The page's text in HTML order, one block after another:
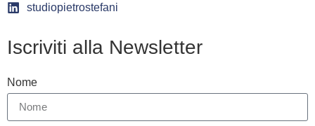
studiopietrostefani
Iscriviti alla Newsletter
Nome